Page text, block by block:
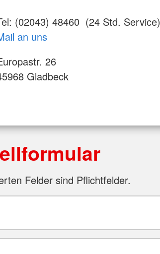
(02043) 48460 (24 Std. Service)
an uns
26
Gladbeck
Felder sind Pflichtfelder.